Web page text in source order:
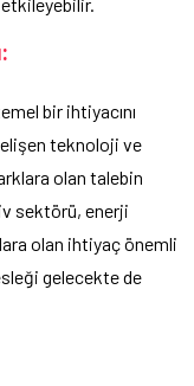
bir ihtiyacını
teknoloji ve
olan talebin
sektörü, enerji
olan ihtiyaç önemli
gelecekte de